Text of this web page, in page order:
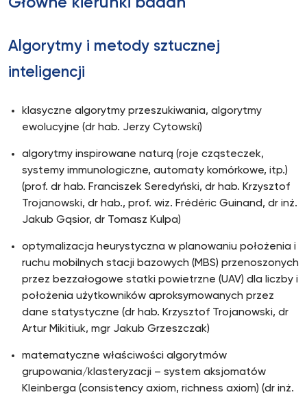
Algorytmy i metody sztucznej
inteligencji
klasyczne algorytmy przeszukiwania, algorytmy
ewolucyjne (dr hab. Jerzy Cytowski)
algorytmy inspirowane naturą (roje cząsteczek,
systemy immunologiczne, automaty komórkowe, itp.)
(prof. dr hab. Franciszek Seredyński, dr hab. Krzysztof
Trojanowski, dr hab., prof. wiz. Frédéric Guinand, dr inż.
Jakub Gąsior, dr Tomasz Kulpa)
optymalizacja heurystyczna w planowaniu położenia i
ruchu mobilnych stacji bazowych (MBS) przenoszonych
przez bezzałogowe statki powietrzne (UAV) dla liczby i
położenia użytkowników aproksymowanych przez
dane statystyczne (dr hab. Krzysztof Trojanowski, dr
Artur Mikitiuk, mgr Jakub Grzeszczak)
matematyczne właściwości algorytmów
grupowania/klasteryzacji – system aksjomatów
Kleinberga (consistency axiom, richness axiom) (dr inż.